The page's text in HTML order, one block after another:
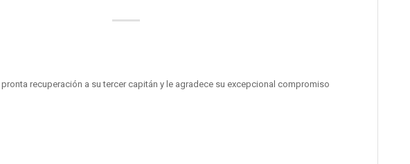
pronta recuperación a su tercer capitán y le agradece su excepcional compromiso